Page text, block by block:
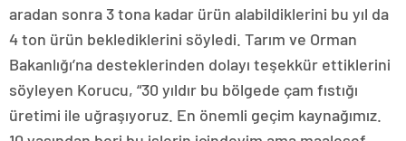
aradan sonra 3 tona kadar ürün alabildiklerini bu yıl da
4 ton ürün beklediklerini söyledi. Tarım ve Orman
Bakanlığı’na desteklerinden dolayı teşekkür ettiklerini
söyleyen Korucu, “30 yıldır bu bölgede çam fıstığı
üretimi ile uğraşıyoruz. En önemli geçim kaynağımız.